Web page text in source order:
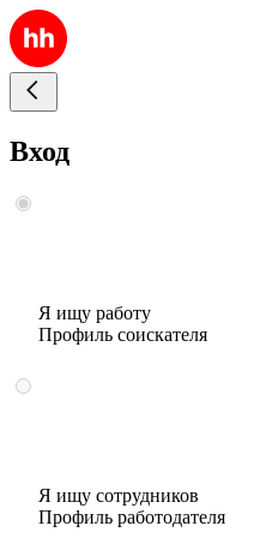
Вход
Я ищу работу
Профиль соискателя
Я ищу сотрудников
Профиль работодателя